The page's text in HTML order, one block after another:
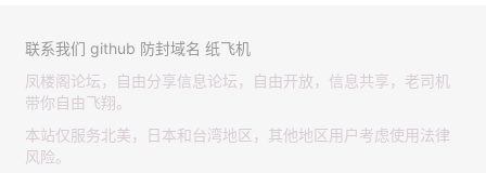
联系我们 github 防封域名 纸飞机
凤楼阁论坛，自由分享信息论坛，自由开放，信息共享，老司机
带你自由飞翔。
本站仅服务北美，日本和台湾地区，其他地区用户考虑使用法律
风险。